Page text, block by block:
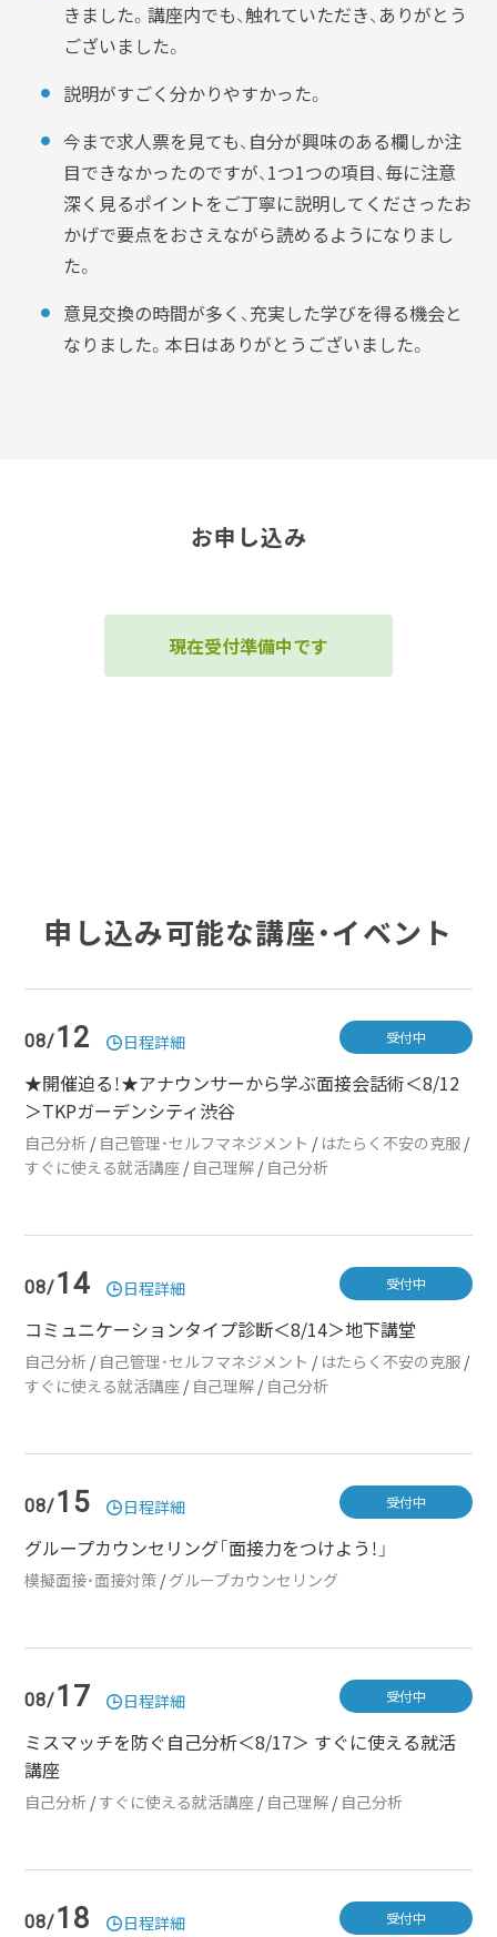
きました。講座内でも、触れていただき、ありがとう
ございました。
説明がすごく分かりやすかった。
今まで求人票を見ても、自分が興味のある欄しか注
目できなかったのですが、1つ1つの項目、毎に注意
深く見るポイントをご丁寧に説明してくださったお
かげで要点をおさえながら読めるようになりまし
た。
意見交換の時間が多く、充実した学びを得る機会と
なりました。本日はありがとうございました。
お申し込み
現在受付準備中です
申し込み可能な講座・イベント
08/12 日程詳細
★開催迫る！★アナウンサーから学ぶ面接会話術＜8/12
＞TKPガーデンシティ渋谷
自己分析 / 自己管理・セルフマネジメント / はたらく不安の克服 /
すぐに使える就活講座 / 自己理解 / 自己分析
受付中
08/14 日程詳細
コミュニケーションタイプ診断＜8/14＞地下講堂
自己分析 / 自己管理・セルフマネジメント / はたらく不安の克服 /
すぐに使える就活講座 / 自己理解 / 自己分析
受付中
08/15 日程詳細
グループカウンセリング「面接力をつけよう！」
模擬面接・面接対策 /グループカウンセリング
受付中
08/17 日程詳細
ミスマッチを防ぐ自己分析＜8/17＞ すぐに使える就活
講座
自己分析 /すぐに使える就活講座 / 自己理解 / 自己分析
受付中
08/18 日程詳細 受付中